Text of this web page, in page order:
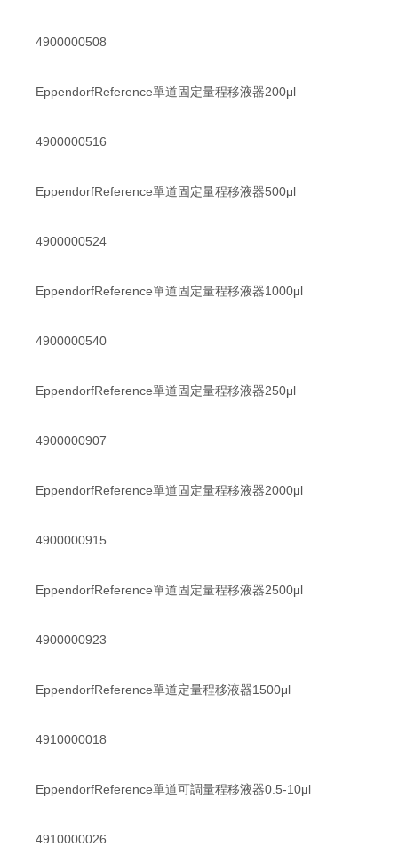
4900000508
EppendorfReference單道固定量程移液器200μl
4900000516
EppendorfReference單道固定量程移液器500μl
4900000524
EppendorfReference單道固定量程移液器1000μl
4900000540
EppendorfReference單道固定量程移液器250μl
4900000907
EppendorfReference單道固定量程移液器2000μl
4900000915
EppendorfReference單道固定量程移液器2500μl
4900000923
EppendorfReference單道定量程移液器1500μl
4910000018
EppendorfReference單道可調量程移液器0.5-10μl
4910000026